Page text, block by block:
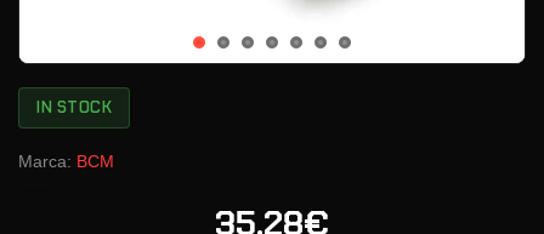
IN STOCK
Marca: BCM
35.28€